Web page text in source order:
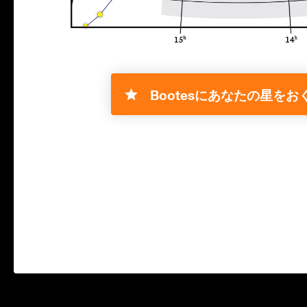
Bootesにあなたの星をお